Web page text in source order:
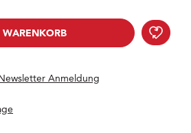
Anmeldung